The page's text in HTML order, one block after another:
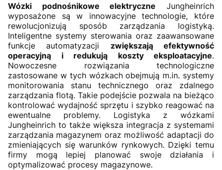
Wózki podnośnikowe elektryczne Jungheinrich
wyposażone są w innowacyjne technologie, które
rewolucjonizują sposób zarządzania logistyką.
Inteligentne systemy sterowania oraz zaawansowane
funkcje automatyzacji zwiększają efektywność
operacyjną i redukują koszty eksploatacyjne.
Nowoczesne rozwiązania technologiczne
zastosowane w tych wózkach obejmują m.in. systemy
monitorowania stanu technicznego oraz zdalnego
zarządzania flotą. Takie podejście pozwala na bieżąco
kontrolować wydajność sprzętu i szybko reagować na
ewentualne problemy. Logistyka z wózkami
Jungheinrich to także większa integracja z systemami
zarządzania magazynem oraz możliwość adaptacji do
zmieniających się warunków rynkowych. Dzięki temu
firmy mogą lepiej planować swoje działania i
optymalizować procesy magazynowe.